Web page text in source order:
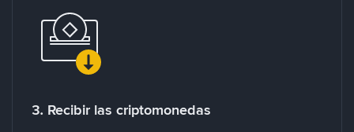
3. Recibir las criptomonedas